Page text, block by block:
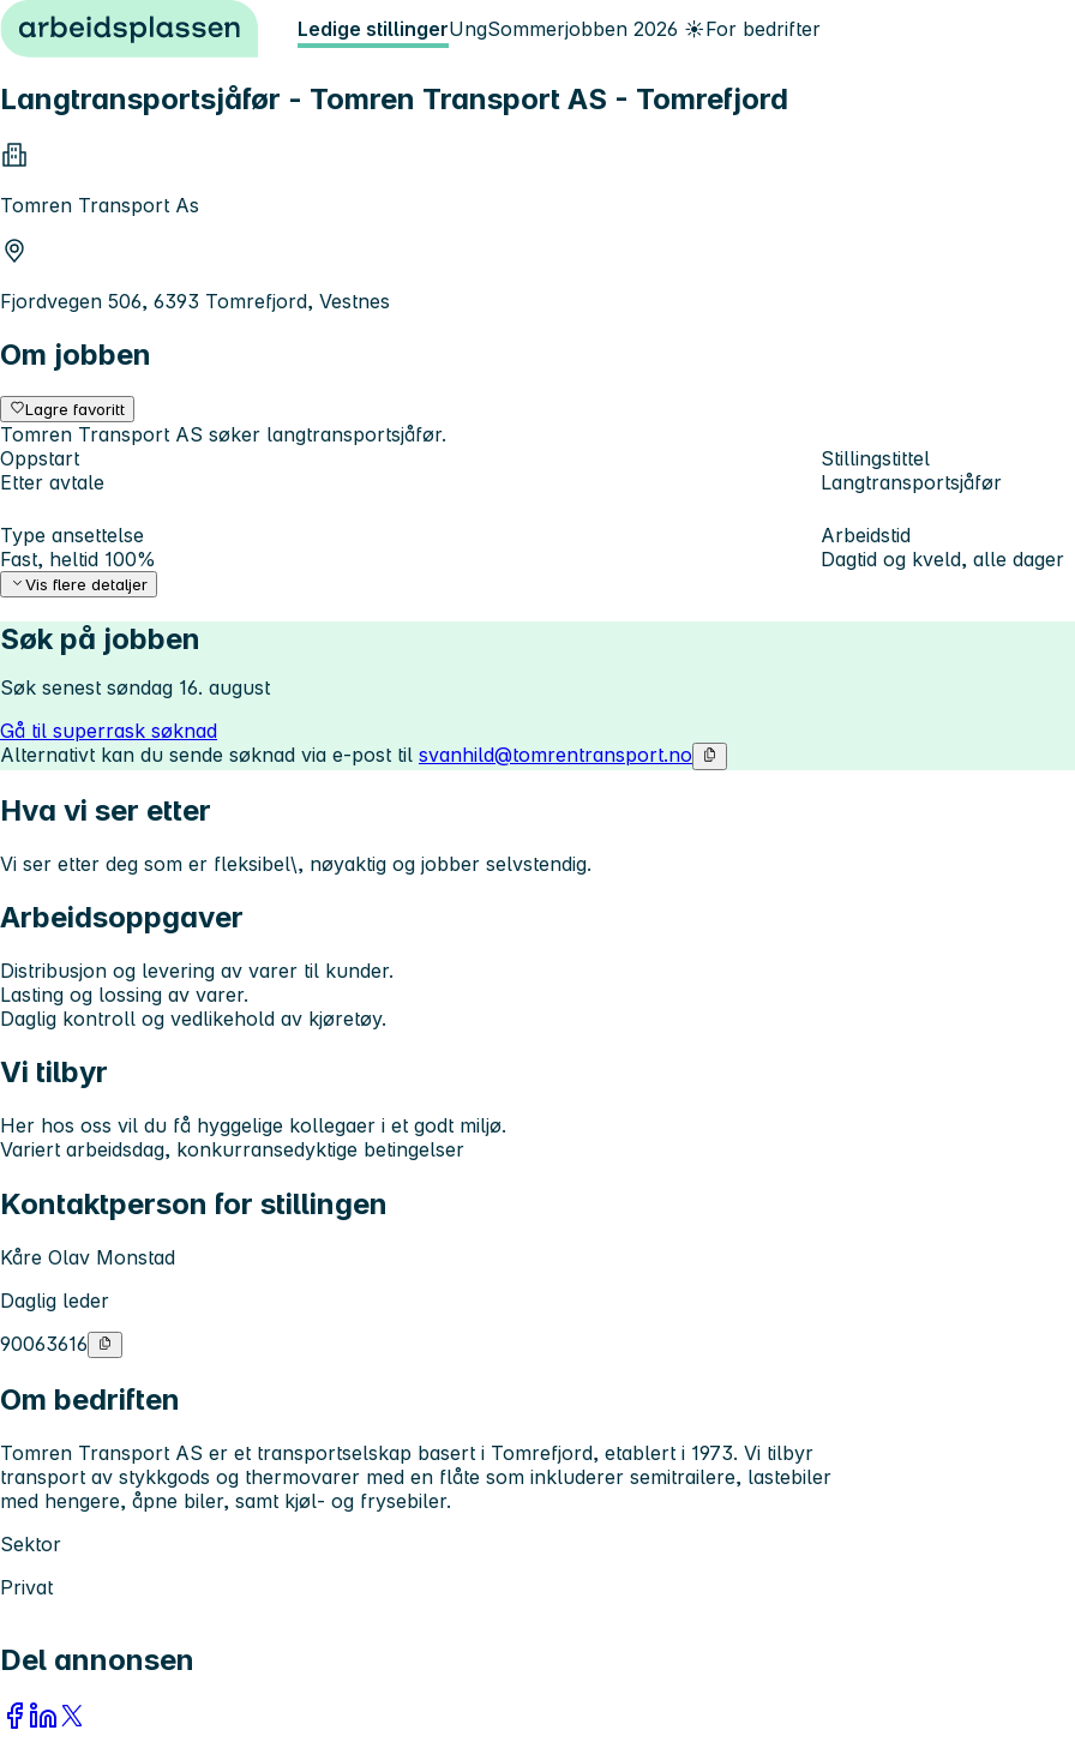
Hopp til innhold Ledige stillingerUngSommerjobben 2026 ☀️For bedrifter
Langtransportsjåfør - Tomren Transport AS - Tomrefjord
Tomren Transport As
Fjordvegen 506, 6393 Tomrefjord, Vestnes
Om jobben
Lagre favoritt
Tomren Transport AS søker langtransportsjåfør.
Oppstart
Etter avtale
Stillingstittel
Langtransportsjåfør
Type ansettelse
Fast, heltid 100%
Arbeidstid
Dagtid og kveld, alle dager
Vis flere detaljer
Søk på jobben
Søk senest søndag 16. august
Gå til superrask søknad
Alternativt kan du sende søknad via e-post til svanhild@tomrentransport.no
Hva vi ser etter
Vi ser etter deg som er fleksibel\, nøyaktig og jobber selvstendig.
Arbeidsoppgaver
Distribusjon og levering av varer til kunder.
Lasting og lossing av varer.
Daglig kontroll og vedlikehold av kjøretøy.
Vi tilbyr
Her hos oss vil du få hyggelige kollegaer i et godt miljø.
Variert arbeidsdag, konkurransedyktige betingelser
Kontaktperson for stillingen
Kåre Olav Monstad
Daglig leder
90063616
Om bedriften
Tomren Transport AS er et transportselskap basert i Tomrefjord, etablert i 1973. Vi tilbyr
transport av stykkgods og thermovarer med en flåte som inkluderer semitrailere, lastebiler
med hengere, åpne biler, samt kjøl- og frysebiler.
Sektor
Privat
Del annonsen